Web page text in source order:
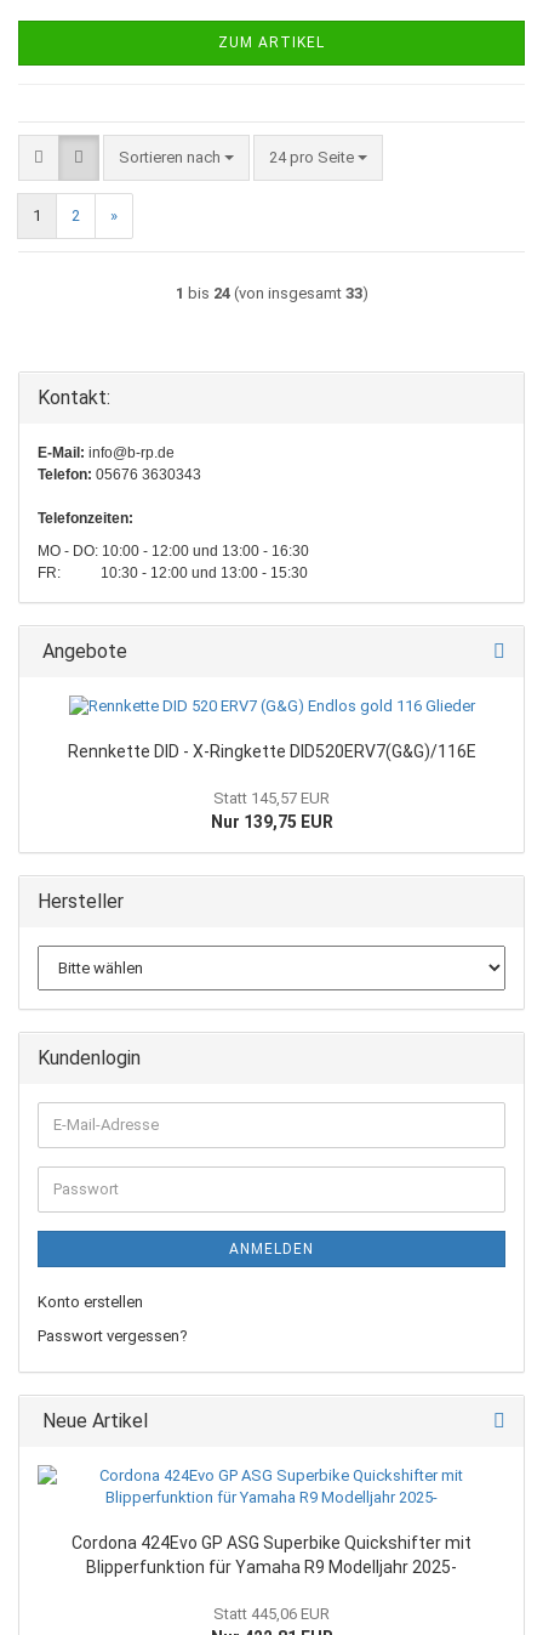
ZUM ARTIKEL
Sortieren nach
Sortieren nach 24 pro Seite
pro Seite
1 2 »
1 bis 24(von insgesamt 33)
Kontakt:
E-Mail: info@b-rp.de
Telefon: 05676 3630343
Telefonzeiten:
MO - DO: 10:00 - 12:00 und 13:00 - 16:30
FR: 10:30 - 12:00 und 13:00 - 15:30
Angebote
Rennkette DID - X-Ringkette DID520ERV7(G&G)/116E
Statt 145,57 EUR
Nur 139,75 EUR
Hersteller
Kundenlogin
E-
Mail-
Adresse
Passwort
ANMELDEN
Konto erstellen
Passwort vergessen?
Neue Artikel
Cordona 424Evo GP ASG Superbike Quickshifter mit
Blipperfunktion für Yamaha R9 Modelljahr 2025-
Statt 445,06 EUR